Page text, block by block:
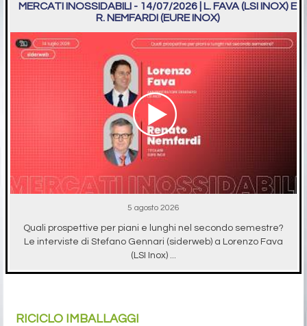
MERCATI INOSSIDABILI - 14/07/2026 | L. FAVA (LSI INOX) E
R. NEMFARDI (EURE INOX)
5 agosto 2026
Quali prospettive per piani e lunghi nel secondo semestre?
Le interviste di Stefano Gennari (siderweb) a Lorenzo Fava
(LSI Inox) ...
RICICLO IMBALLAGGI